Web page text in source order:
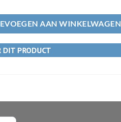
AAN WINKELWAGEN
DIT PRODUCT